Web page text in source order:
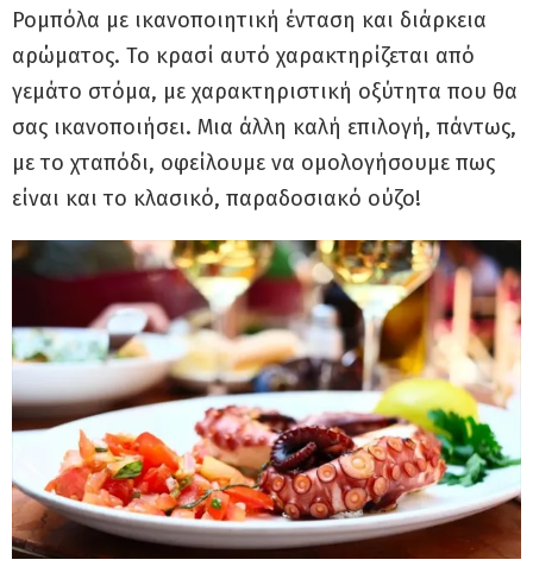
Ρομπόλα με ικανοποιητική ένταση και διάρκεια
αρώματος. Το κρασί αυτό χαρακτηρίζεται από
γεμάτο στόμα, με χαρακτηριστική οξύτητα που θα
σας ικανοποιήσει. Μια άλλη καλή επιλογή, πάντως,
με το χταπόδι, οφείλουμε να ομολογήσουμε πως
είναι και το κλασικό, παραδοσιακό ούζο!